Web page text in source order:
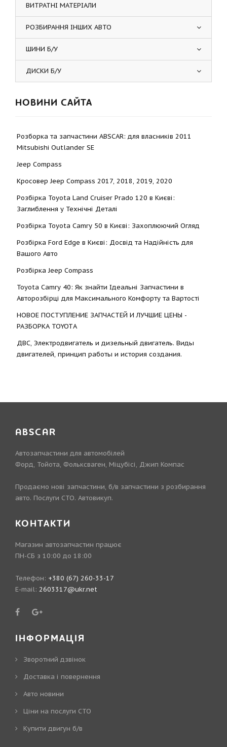
ВИТРАТНІ МАТЕРІАЛИ
РОЗБИРАННЯ ІНШИХ АВТО
ШИНИ Б/У
ДИСКИ Б/У
НОВИНИ САЙТА
Розборка та запчастини ABSCAR: для власників 2011
Mitsubishi Outlander SE
Jeep Compass
Кросовер Jeep Compass 2017, 2018, 2019, 2020
Розбірка Toyota Land Cruiser Prado 120 в Києві:
Заглиблення у Технічні Деталі
Розбірка Toyota Camry 50 в Києві: Захоплюючий Огляд
Розбірка Ford Edge в Києві: Досвід та Надійність для
Вашого Авто
Розбірка Jeep Compass
Toyota Camry 40: Як знайти Ідеальні Запчастини в
Авторозбірці для Максимального Комфорту та Вартості
НОВОЕ ПОСТУПЛЕНИЕ ЗАПЧАСТЕЙ И ЛУЧШИЕ ЦЕНЫ -
РАЗБОРКА TOYOTА
ДВС, Электродвигатель и дизельный двигатель. Виды
двигателей, принцип работы и история создания.
ABSCAR
Автозапчастини для автомобілей
Форд, Тойота, Фольксваген, Міцубісі, Джип Компас
Продаємо нові запчастини, б/в запчастини з розбирання
авто. Послуги СТО. Автовикуп.
КОНТАКТИ
Магазин автозапчастин працює
ПН-СБ з 10:00 до 18:00
Телефон: +380 (67) 260-33-17
E-mail: 2603317@ukr.net
ІНФОРМАЦІЯ
Зворотний дзвінок
Доставка і повернення
Авто новини
Ціни на послуги СТО
Купити двигун б/в